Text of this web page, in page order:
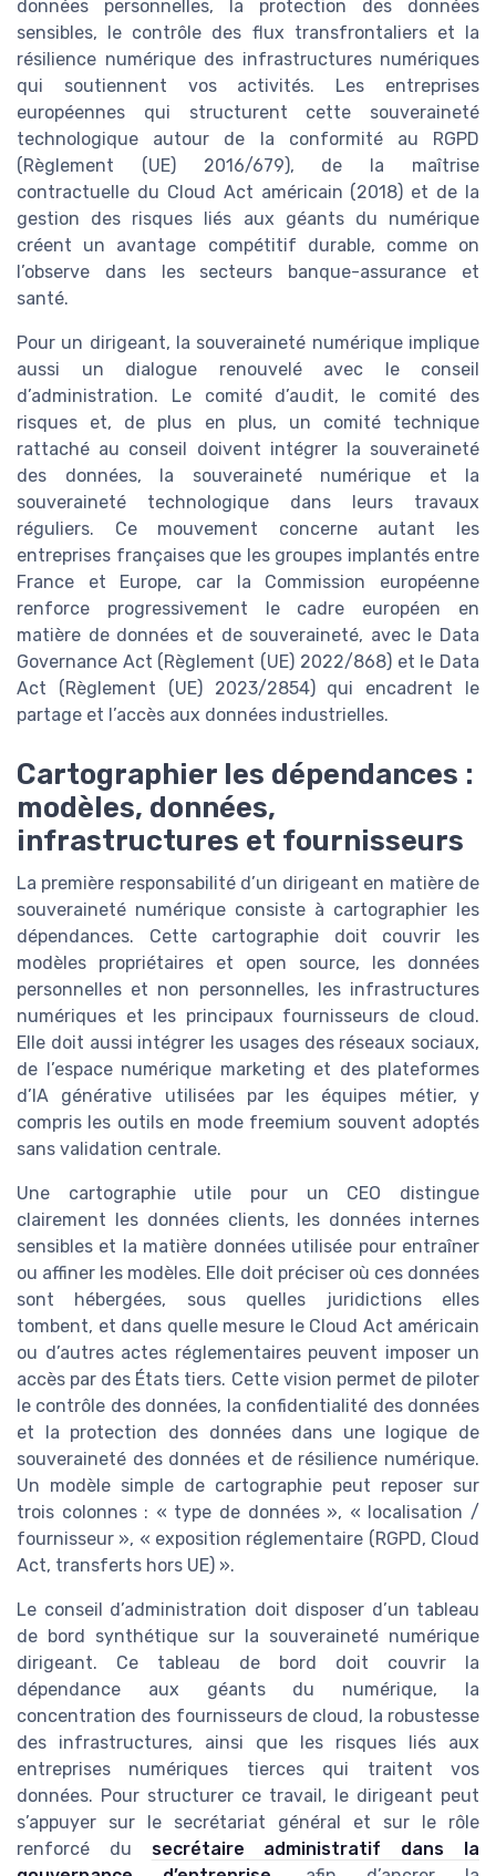
données personnelles, la protection des données
sensibles, le contrôle des flux transfrontaliers et la
résilience numérique des infrastructures numériques
qui soutiennent vos activités. Les entreprises
européennes qui structurent cette souveraineté
technologique autour de la conformité au RGPD
(Règlement (UE) 2016/679), de la maîtrise
contractuelle du Cloud Act américain (2018) et de la
gestion des risques liés aux géants du numérique
créent un avantage compétitif durable, comme on
l’observe dans les secteurs banque-assurance et
santé.
Pour un dirigeant, la souveraineté numérique implique
aussi un dialogue renouvelé avec le conseil
d’administration. Le comité d’audit, le comité des
risques et, de plus en plus, un comité technique
rattaché au conseil doivent intégrer la souveraineté
des données, la souveraineté numérique et la
souveraineté technologique dans leurs travaux
réguliers. Ce mouvement concerne autant les
entreprises françaises que les groupes implantés entre
France et Europe, car la Commission européenne
renforce progressivement le cadre européen en
matière de données et de souveraineté, avec le Data
Governance Act (Règlement (UE) 2022/868) et le Data
Act (Règlement (UE) 2023/2854) qui encadrent le
partage et l’accès aux données industrielles.
Cartographier les dépendances :
modèles, données,
infrastructures et fournisseurs
La première responsabilité d’un dirigeant en matière de
souveraineté numérique consiste à cartographier les
dépendances. Cette cartographie doit couvrir les
modèles propriétaires et open source, les données
personnelles et non personnelles, les infrastructures
numériques et les principaux fournisseurs de cloud.
Elle doit aussi intégrer les usages des réseaux sociaux,
de l’espace numérique marketing et des plateformes
d’IA générative utilisées par les équipes métier, y
compris les outils en mode freemium souvent adoptés
sans validation centrale.
Une cartographie utile pour un CEO distingue
clairement les données clients, les données internes
sensibles et la matière données utilisée pour entraîner
ou affiner les modèles. Elle doit préciser où ces données
sont hébergées, sous quelles juridictions elles
tombent, et dans quelle mesure le Cloud Act américain
ou d’autres actes réglementaires peuvent imposer un
accès par des États tiers. Cette vision permet de piloter
le contrôle des données, la confidentialité des données
et la protection des données dans une logique de
souveraineté des données et de résilience numérique.
Un modèle simple de cartographie peut reposer sur
trois colonnes : « type de données », « localisation /
fournisseur », « exposition réglementaire (RGPD, Cloud
Act, transferts hors UE) ».
Le conseil d’administration doit disposer d’un tableau
de bord synthétique sur la souveraineté numérique
dirigeant. Ce tableau de bord doit couvrir la
dépendance aux géants du numérique, la
concentration des fournisseurs de cloud, la robustesse
des infrastructures, ainsi que les risques liés aux
entreprises numériques tierces qui traitent vos
données. Pour structurer ce travail, le dirigeant peut
s’appuyer sur le secrétariat général et sur le rôle
renforcé du secrétaire administratif dans la